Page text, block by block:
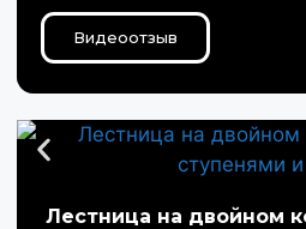
Видеоотзыв
Лестница на двойном